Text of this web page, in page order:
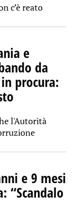
c’è reato
e
da
procura:
l'Autorità
e 9 mesi
“Scandalo